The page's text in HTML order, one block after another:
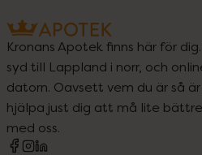
Kronans Apotek finns här för
syd till Lappland i norr, och
datorn. Oavsett vem du är så
hjälpa just dig att må lite
med oss.